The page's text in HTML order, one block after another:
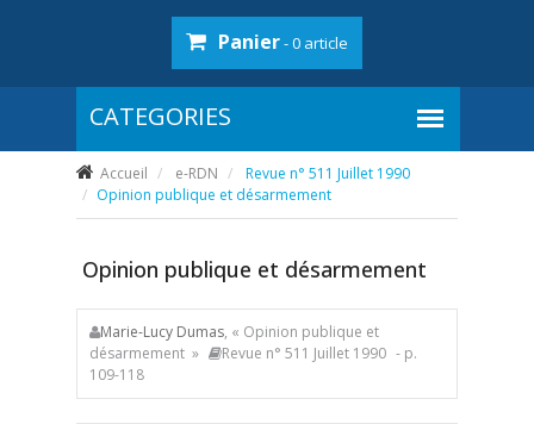
Panier- 0 article
Accueil e-RDN
Revue n° 511 Juillet 1990
Opinion publique et désarmement
Opinion publique et désarmement
Marie-Lucy Dumas, « Opinion publique et
désarmement »
Revue n° 511 Juillet 1990 - p.
109-118